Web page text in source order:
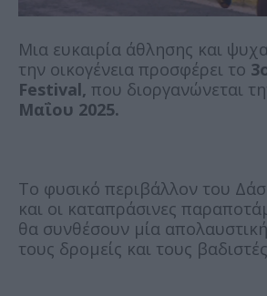
Μια ευκαιρία άθλησης και
την οικογένεια προσφέρει το
Festival, που διοργανώνεται
Μαΐου 2025.
Το φυσικό περιβάλλον του
και οι καταπράσινες
θα συνθέσουν μία απολαυστική
τους δρομείς και τους